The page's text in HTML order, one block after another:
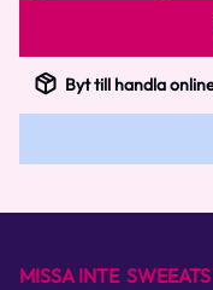
Byt till handla
MISSA INTE